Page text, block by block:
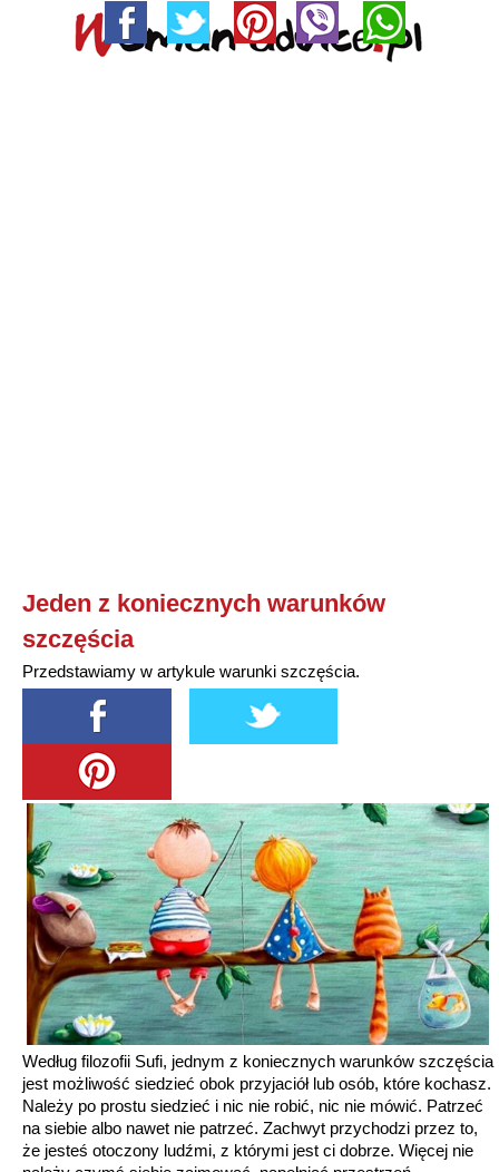
Jeden z koniecznych warunków
szczęścia
Przedstawiamy w artykule warunki szczęścia.
Według filozofii Sufi, jednym z koniecznych warunków szczęścia
jest możliwość siedzieć obok przyjaciół lub osób, które kochasz.
Należy po prostu siedzieć i nic nie robić, nic nie mówić. Patrzeć
na siebie albo nawet nie patrzeć. Zachwyt przychodzi przez to,
że jesteś otoczony ludźmi, z którymi jest ci dobrze. Więcej nie